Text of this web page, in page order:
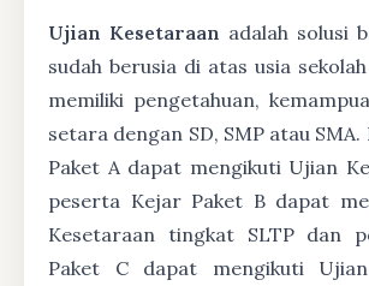
Ujian Kesetaraan adalah solusi
sudah berusia di atas usia
memiliki pengetahuan,
setara dengan SD, SMP atau
Paket A dapat mengikuti Ujian
peserta Kejar Paket B dapat
Kesetaraan tingkat SLTP dan
Paket C dapat mengikuti